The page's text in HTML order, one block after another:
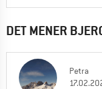
DET MENER
Petra